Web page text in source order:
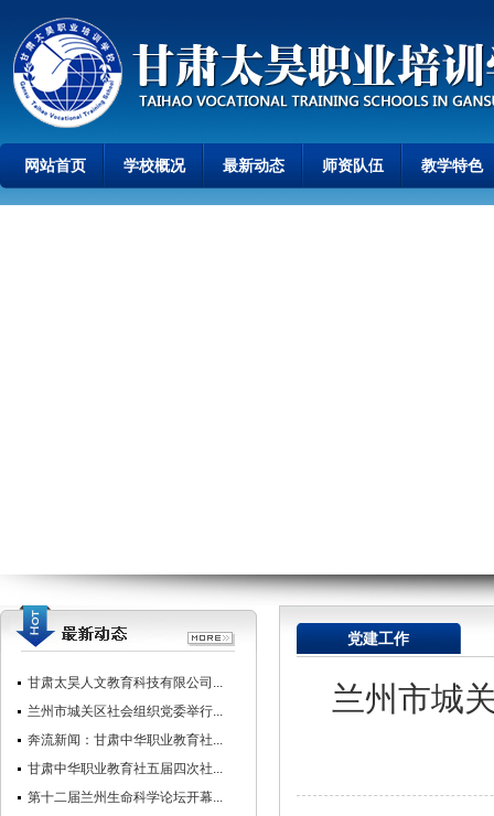
网站首页 学校概况 最新动态 师资队伍 教学特色
甘肃太昊人文教育科技有限公司...
兰州市城关区社会组织党委举行...
奔流新闻：甘肃中华职业教育社...
甘肃中华职业教育社五届四次社...
第十二届兰州生命科学论坛开幕...
党建工作
兰州市城